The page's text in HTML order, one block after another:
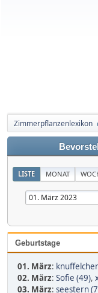
Zimmerpflanzenlexikon
LISTE MONAT
Geburtstage
01. März:
02. März: Sofie (49),
03. März: seestern